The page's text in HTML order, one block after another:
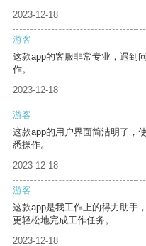
2023-12-18
游客
这款app的客服非常专业，遇到
作。
2023-12-18
游客
这款app的用户界面简洁明了，
悉操作。
2023-12-18
游客
这款app是我工作上的得力助手
更轻松地完成工作任务。
2023-12-18